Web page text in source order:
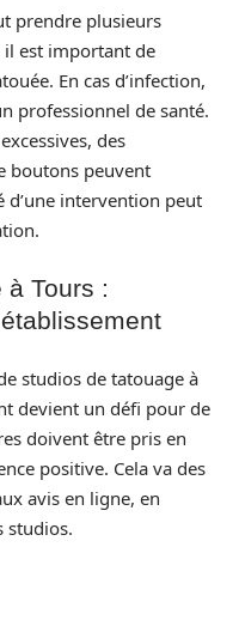
prendre plusieurs
il est important de
En cas d’infection,
professionnel de santé.
des
boutons peuvent
intervention peut
Tours :
studios de tatouage à
devient un défi pour de
doivent être pris en
positive. Cela va des
avis en ligne, en
studios.